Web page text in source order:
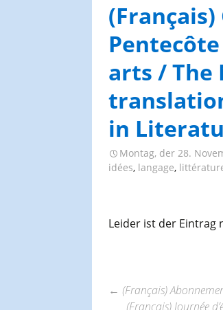
Studientage
(Français)
arts / The
in
Montag, der 28.
idées, langage,
Leider ist der Eintrag
← (Français)
(Français) Journée